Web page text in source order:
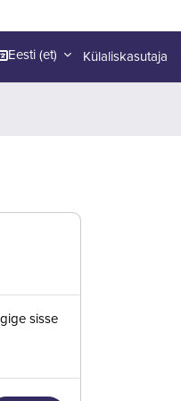
Eesti ‎(et)‎ Külaliskasutaja
sisse